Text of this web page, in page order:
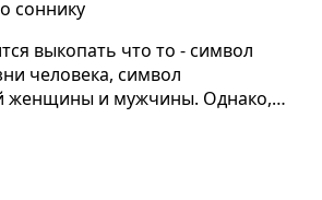
соннику
выкопать что то - символ
человека, символ
женщины и мужчины. Однако,